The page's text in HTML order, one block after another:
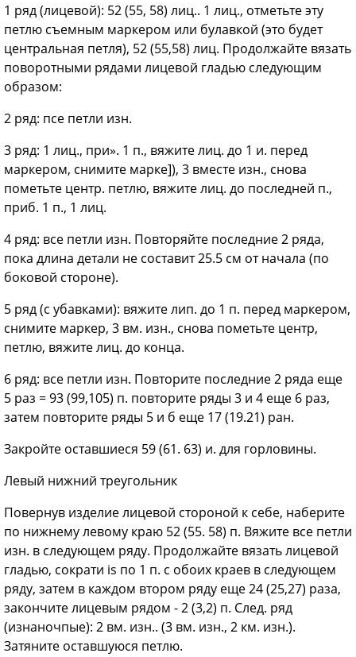
1 ряд (лицевой): 52 (55, 58) лиц.. 1 лиц., отметьте эту
петлю съемным маркером или булавкой (это будет
центральная петля), 52 (55,58) лиц. Продолжайте вязать
поворотными рядами лицевой гладью следующим
образом:
2 ряд: псе петли изн.
3 ряд: 1 лиц., при». 1 п., вяжите лиц. до 1 и. перед
маркером, снимите марке]), 3 вместе изн., снова
пометьте центр. петлю, вяжите лиц. до последней п.,
приб. 1 п., 1 лиц.
4 ряд: все петли изн. Повторяйте последние 2 ряда,
пока длина детали не составит 25.5 см от начала (по
боковой стороне).
5 ряд (с убавками): вяжите лип. до 1 п. перед маркером,
снимите маркер, 3 вм. изн., снова пометьте центр,
петлю, вяжите лиц. до конца.
6 ряд: все петли изн. Повторите последние 2 ряда еще
5 раз = 93 (99,105) п. повторите ряды 3 и 4 еще 6 раз,
затем повторите ряды 5 и б еще 17 (19.21) ран.
Закройте оставшиеся 59 (61. 63) и. для горловины.
Левый нижний треугольник
Повернув изделие лицевой стороной к себе, наберите
по нижнему левому краю 52 (55. 58) п. Вяжите все петли
изн. в следующем ряду. Продолжайте вязать лицевой
гладью, сократи is по 1 п. с обоих краев в следующем
ряду, затем в каждом втором ряду еще 24 (25,27) раза,
закончите лицевым рядом - 2 (3,2) п. След. ряд
(изнаночпые): 2 вм. изн.. (3 вм. изн., 2 км. изн.).
Затяните оставшуюся петлю.